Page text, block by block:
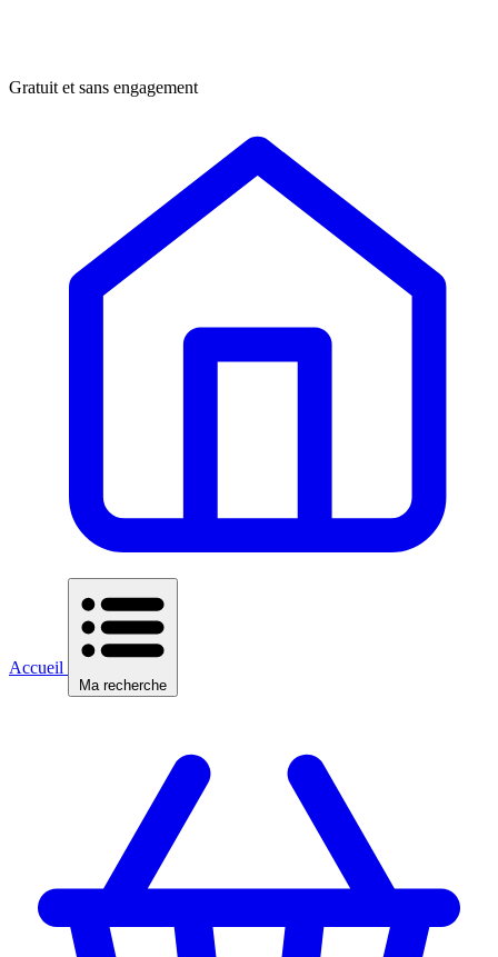
Gratuit et sans engagement
Accueil
Ma recherche